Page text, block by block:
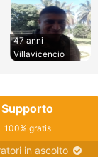
47 anni
Villavicencio
Supporto
100% gratis
in ascolto